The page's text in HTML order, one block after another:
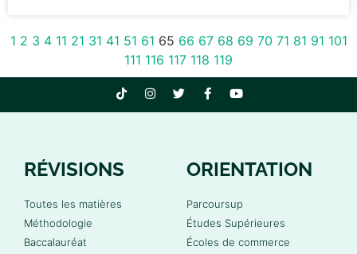
1 2 3 4 11 21 31 41 51 61 65 66 67 68 69 70 71 81 91 101
111 116 117 118 119
RÉVISIONS
Toutes les matières
Méthodologie
Baccalauréat
ORIENTATION
Parcoursup
Études Supérieures
Écoles de commerce